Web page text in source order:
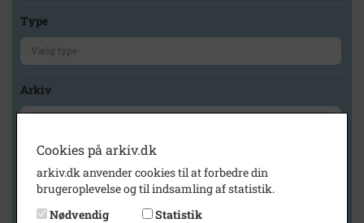
Type
Arkiv
Geografi
Cookies på arkiv.dk
arkiv.dk anvender cookies til at forbedre din
brugeroplevelse og til indsamling af statistik.
Nødvendig
Statistik